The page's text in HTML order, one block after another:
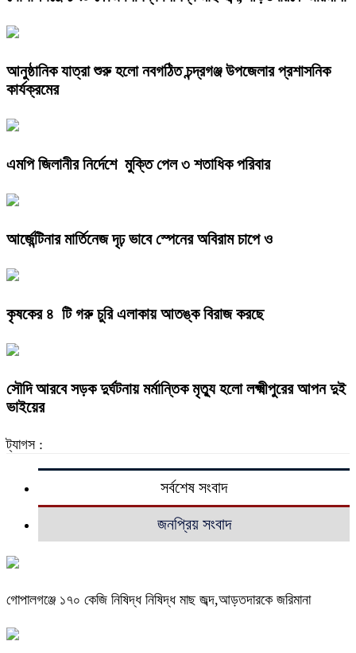
আনুষ্ঠানিক যাত্রা শুরু হলো নবগঠিত চন্দ্রগঞ্জ উপজেলার প্রশাসনিক
কার্যক্রমের
এমপি জিলানীর নির্দেশে মুক্তি পেল ৩ শতাধিক পরিবার
আর্জেন্টিনার মার্তিনেজ দৃঢ় ভাবে স্পেনের অবিরাম চাপে ও
কৃষকের ৪ টি গরু চুরি এলাকায় আতঙ্ক বিরাজ করছে
সৌদি আরবে সড়ক দুর্ঘটনায় মর্মান্তিক মৃত্যু হলো লক্ষ্মীপুরের আপন দুই
ভাইয়ের
ট্যাগস :
সর্বশেষ সংবাদ
জনপ্রিয় সংবাদ
গোপালগঞ্জে ১৭০ কেজি নিষিদ্ধ নিষিদ্ধ মাছ জব্দ,আড়তদারকে জরিমানা